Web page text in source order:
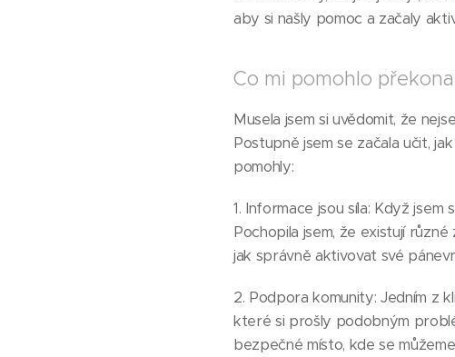
aby si našly pomoc a začaly
Co mi pomohlo
Musela jsem si uvědomit, že
Postupně jsem se začala učit,
pomohly:
1. Informace jsou síla: Když
Pochopila jsem, že existují
jak správně aktivovat své
2. Podpora komunity: Jedním z
které si prošly podobným
bezpečné místo, kde se